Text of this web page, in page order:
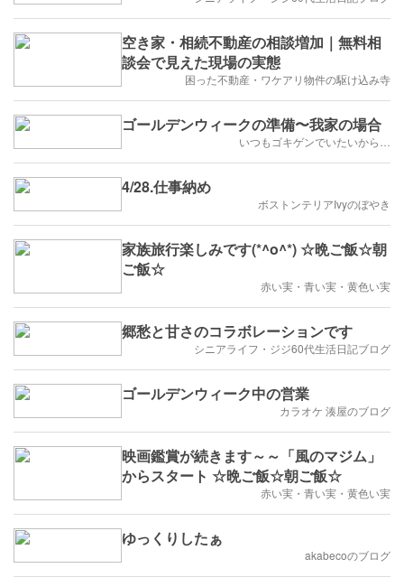
空き家・相続不動産の相談増加｜無料相
談会で見えた現場の実態
困った不動産・ワケアリ物件の駆け込み寺
ゴールデンウィークの準備〜我家の場合
いつもゴキゲンでいたいから…
4/28.仕事納め
ボストンテリアIvyのぼやき
家族旅行楽しみです(*^o^*) ☆晩ご飯☆朝
ご飯☆
赤い実・青い実・黄色い実
郷愁と甘さのコラボレーションです
シニアライフ・ジジ60代生活日記ブログ
ゴールデンウィーク中の営業
カラオケ 湊屋のブログ
映画鑑賞が続きます～～「風のマジム」
からスタート ☆晩ご飯☆朝ご飯☆
赤い実・青い実・黄色い実
ゆっくりしたぁ
akabecoのブログ